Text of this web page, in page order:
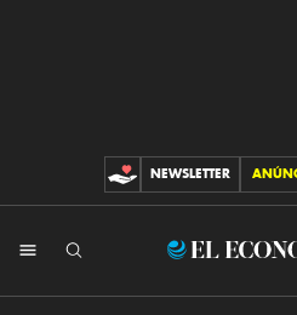
CONTRIBUCIONES
NEWSLETTER
El